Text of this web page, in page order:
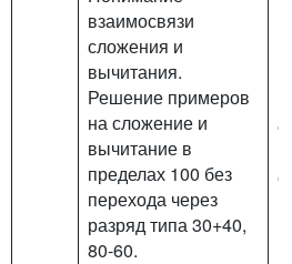
взаимосвязи
сложения и
вычитания.
Решение примеров
на сложение и
вычитание в
пределах 100 без
перехода через
разряд типа 30+40,
80-60.